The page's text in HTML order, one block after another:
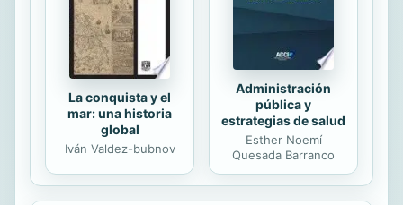
La conquista y el
mar: una historia
global
Iván Valdez-bubnov
Administración
pública y
estrategias de salud
Esther Noemí
Quesada Barranco